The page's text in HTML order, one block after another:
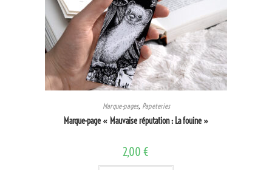
Marque-pages, Papeteries
Marque-page « Mauvaise réputation : La fouine »
2,00 €